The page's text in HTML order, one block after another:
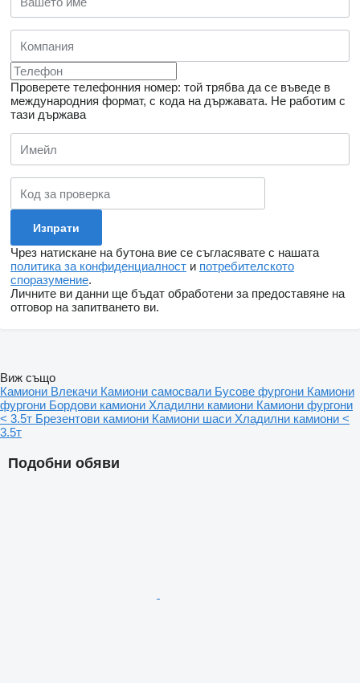
Проверете телефонния номер: той трябва да се въведе в
международния формат, с кода на държавата. Не работим с
тази държава
Чрез натискане на бутона вие се съгласявате с нашата
политика за конфиденциалност и потребителското
споразумение.
Личните ви данни ще бъдат обработени за предоставяне на
отговор на запитването ви.
Подобни обяви
Виж също
Камиони Влекачи Камиони самосвали Бусове фургони Камиони
фургони Бордови камиони Хладилни камиони Камиони фургони
< 3.5т Брезентови камиони Камиони шаси Хладилни камиони <
3.5т